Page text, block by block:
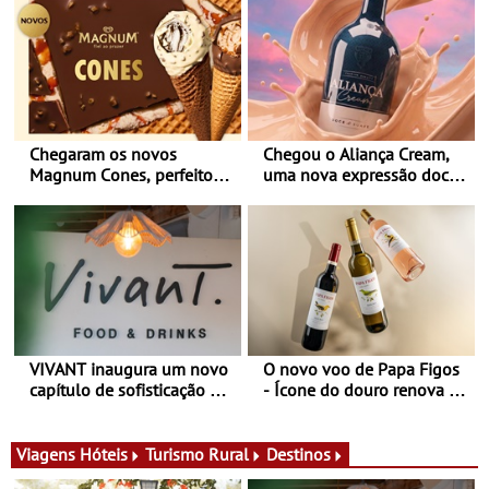
Chegaram os novos
Magnum Cones, perfeitos
Chegou o Aliança Cream,
uma nova expressão doce
VIVANT inaugura um novo
capítulo de sofisticação no
na Quinta do Lago com
uma experiência que une
O novo voo de Papa Figos
- Ícone do douro renova a
líder
Viagens Hóteis Turismo Rural Destinos